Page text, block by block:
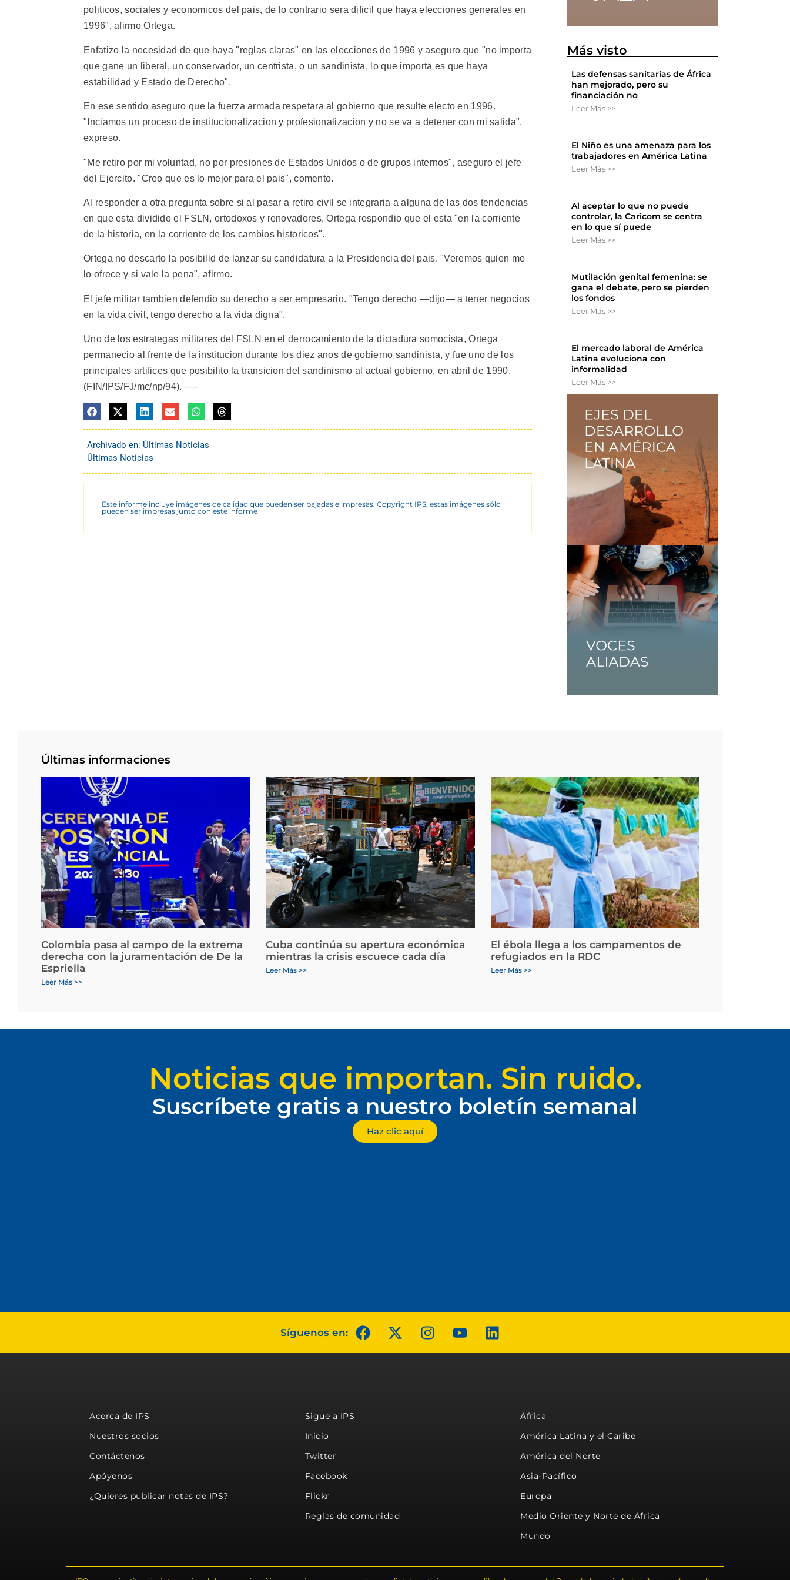
politicos, sociales y economicos del pais, de lo contrario sera dificil que haya elecciones generales en
1996", afirmo Ortega.
Enfatizo la necesidad de que haya "reglas claras" en las elecciones de 1996 y aseguro que "no importa
que gane un liberal, un conservador, un centrista, o un sandinista, lo que importa es que haya
estabilidad y Estado de Derecho".
En ese sentido aseguro que la fuerza armada respetara al gobierno que resulte electo en 1996.
"Inciamos un proceso de institucionalizacion y profesionalizacion y no se va a detener con mi salida",
expreso.
"Me retiro por mi voluntad, no por presiones de Estados Unidos o de grupos internos", aseguro el jefe
del Ejercito. "Creo que es lo mejor para el pais", comento.
Al responder a otra pregunta sobre si al pasar a retiro civil se integraria a alguna de las dos tendencias
en que esta dividido el FSLN, ortodoxos y renovadores, Ortega respondio que el esta "en la corriente
de la historia, en la corriente de los cambios historicos".
Ortega no descarto la posibilid de lanzar su candidatura a la Presidencia del pais. "Veremos quien me
lo ofrece y si vale la pena", afirmo.
El jefe militar tambien defendio su derecho a ser empresario. "Tengo derecho —dijo— a tener negocios
en la vida civil, tengo derecho a la vida digna".
Uno de los estrategas militares del FSLN en el derrocamiento de la dictadura somocista, Ortega
permanecio al frente de la institucion durante los diez anos de gobierno sandinista, y fue uno de los
principales artifices que posibilito la transicion del sandinismo al actual gobierno, en abril de 1990.
(FIN/IPS/FJ/mc/np/94). —-
Archivado en: Últimas Noticias
Últimas Noticias
Este informe incluye imágenes de calidad que pueden ser bajadas e impresas. Copyright IPS, estas imágenes sólo
pueden ser impresas junto con este informe
Más visto
Las defensas sanitarias de África
han mejorado, pero su
financiación no
Leer Más >>
El Niño es una amenaza para los
trabajadores en América Latina
Leer Más >>
Al aceptar lo que no puede
controlar, la Caricom se centra
en lo que sí puede
Leer Más >>
Mutilación genital femenina: se
gana el debate, pero se pierden
los fondos
Leer Más >>
El mercado laboral de América
Latina evoluciona con
informalidad
Leer Más >>
Últimas informaciones
Colombia pasa al campo de la extrema
derecha con la juramentación de De la
Espriella
Leer Más >>
Cuba continúa su apertura económica
mientras la crisis escuece cada día
Leer Más >>
El ébola llega a los campamentos de
refugiados en la RDC
Leer Más >>
Noticias que importan. Sin ruido.
Suscríbete gratis a nuestro boletín semanal
Haz clic aquí
Síguenos en:
Acerca de IPS
Nuestros socios
Contáctenos
Apóyenos
¿Quieres publicar notas de IPS?
Sigue a IPS
Inicio
Twitter
Facebook
Flickr
Reglas de comunidad
África
América Latina y el Caribe
América del Norte
Asia-Pacífico
Europa
Medio Oriente y Norte de África
Mundo